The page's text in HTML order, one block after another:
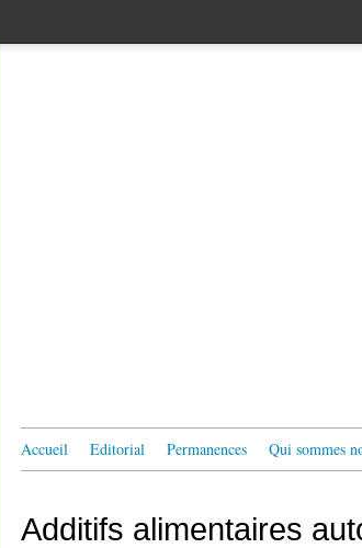
Accueil Editorial Permanences Qui sommes
Additifs alimentaires